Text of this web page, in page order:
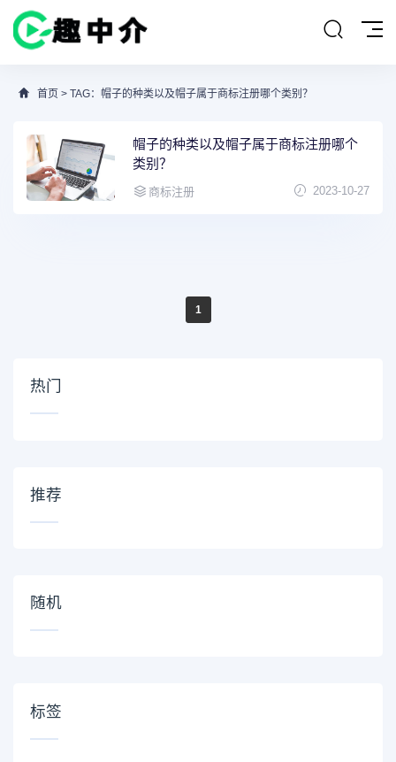
首页 > TAG：帽子的种类以及帽子属于商标注册哪个类别？
帽子的种类以及帽子属于商标注册哪个
类别？
商标注册 2023-10-27
1
热门
推荐
随机
标签